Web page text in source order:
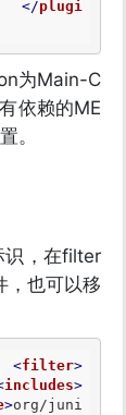
</plugi
为Main-C
依赖的ME
。
识，在filter
也可以移
<filter>
includes>
>org/juni